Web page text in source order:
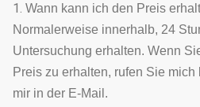
1. Wann kann ich den Preis
Normalerweise innerhalb, 24
Untersuchung erhalten. Wenn
Preis zu erhalten, rufen Sie
mir in der E-Mail.